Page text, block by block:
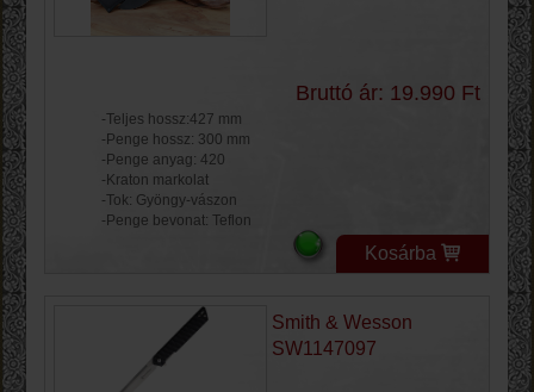
Bruttó ár: 19.990 Ft
-Teljes hossz:427 mm
-Penge hossz: 300 mm
-Penge anyag: 420
-Kraton markolat
-Tok: Gyöngy-vászon
-Penge bevonat: Teflon
Kosárba
Smith & Wesson
SW1147097